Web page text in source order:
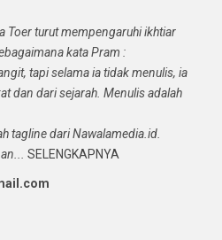
Toer turut mempengaruhi ikhtiar
kata Pram :
tapi selama ia tidak menulis, ia
dan dari sejarah. Menulis adalah
tagline dari Nawalamedia.id.
SELENGKAPNYA